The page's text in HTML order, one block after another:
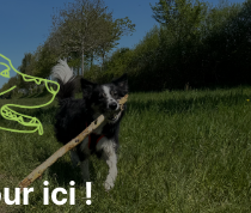
ici !